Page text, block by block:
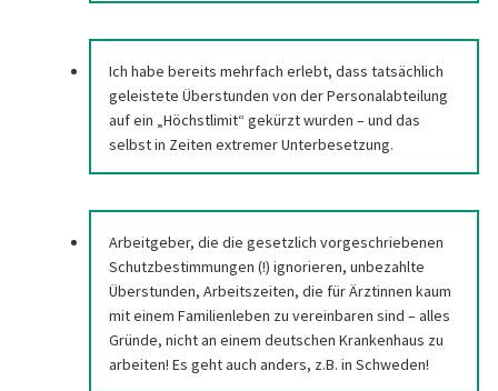
Ich habe bereits mehrfach erlebt, dass tatsächlich
geleistete Überstunden von der Personalabteilung
auf ein „Höchstlimit“ gekürzt wurden – und das
selbst in Zeiten extremer Unterbesetzung.
Arbeitgeber, die die gesetzlich vorgeschriebenen
Schutzbestimmungen (!) ignorieren, unbezahlte
Überstunden, Arbeitszeiten, die für Ärztinnen kaum
mit einem Familienleben zu vereinbaren sind – alles
Gründe, nicht an einem deutschen Krankenhaus zu
arbeiten! Es geht auch anders, z.B. in Schweden!